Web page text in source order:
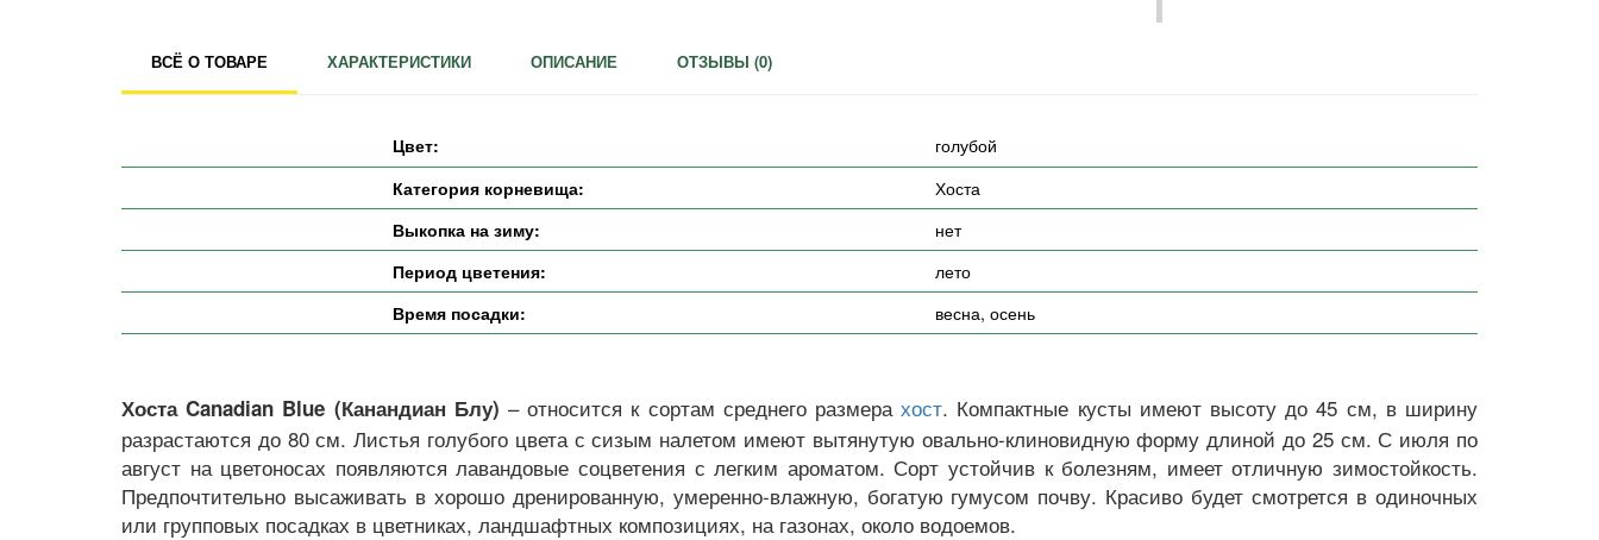
ВСЁ О ТОВАРЕ ХАРАКТЕРИСТИКИ ОПИСАНИЕ ОТЗЫВЫ (0)
Цвет:
голубой
Категория корневища:
Хоста
Выкопка на зиму:
нет
Период цветения:
лето
Время посадки:
весна, осень
Хоста Canadian Blue (Канандиан Блу) – относится к сортам среднего размерахост. Компактные кусты имеют высоту до 45 см, в ширину
разрастаются до 80 см. Листья голубого цвета с сизым налетом имеют вытянутую овально-клиновидную форму длиной до 25 см. С июля по
август на цветоносах появляются лавандовые соцветения с легким ароматом. Сорт устойчив к болезням, имеет отличную зимостойкость.
Предпочтительно высаживать в хорошо дренированную, умеренно-влажную, богатую гумусом почву. Красиво будет смотрется в одиночных
или групповых посадках в цветниках, ландшафтных композициях, на газонах, около водоемов.